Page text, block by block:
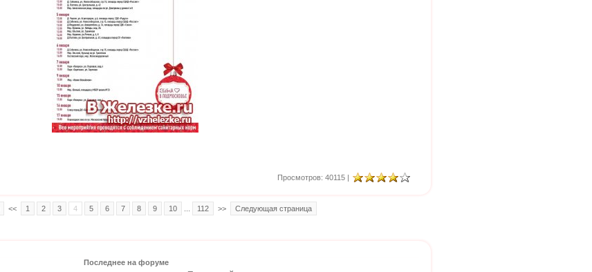
Просмотров: 40115 |
<< 1 2 3 4 5 6 7 8 9 10 112 >>
Следующая страница
Последнее на форуме